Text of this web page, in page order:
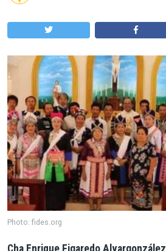
Photo: fides.org
Cha Enrique Figaredo Alvargonzález